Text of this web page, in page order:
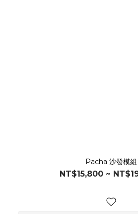
Pacha 沙發模組
NT$15,800 ~